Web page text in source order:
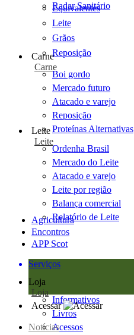
Radar Sanitário
Equivalentes
Leite
Grãos
Reposição
Carne
Carne
Boi gordo
Mercado futuro
Atacado e varejo
Reposição
Proteínas Alternativas
Leite
Leite
Ordenha Brasil
Mercado do Leite
Atacado e varejo
Leite por região
Balança comercial
Relatório de Leite
Agricultura
Encontros
APP Scot
Serviços
Loja
Loja
Informativos
Livros
Acessos
Acessar
Notícias